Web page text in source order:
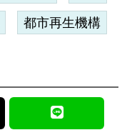
都市再生機構